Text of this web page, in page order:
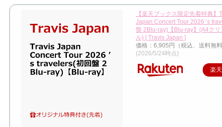
【楽天ブックス限定先着特典】
Japan Concert Tour 2026 ’s
盤 2Blu-ray)【Blu-ray】(A4クリ
ル) [ Travis Japan ]
価格：6,905円（税込、送料無
(2026/5/24時点)
楽